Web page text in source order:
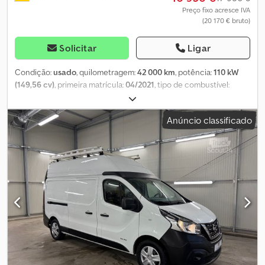
Preço fixo acresce IVA
(20 170 € bruto)
Solicitar Ligar
Condição:usado, quilometragem:42 000 km, potência:110 kW
(149,56 cv) , primeira matrícula:04/2021 , tipo de combustível:
, próxima inspeção (TÜV):
cinzento, tipo de engrenagem:mecânico, classe de emissão:
Euro 6, número de lugares:3, comprimento do espaço de carga:
3 400 mm
, largura do espaço de carga: 2 100 mm, altura do
espaço de carga:
2 000 mm, Ano de fabrico: 2021 , Equipamento:
ABS, ar condicionado, fecho centralizado, filtro de partículas,
programa eletrónico de estabilidade (ESP)
, Equipamento
especial: Pintura metalizada, portas com abertura até a lateral,
trilhos de amarração no piso, carregamento por indução, ar-
condicionado, 3 lugares, bandeja de armazenamento no teto,
estribo, câmera, ventilação e exaustão do compartimento de
carga. Equipamento adicional: Compartimento de
armazenamento com iluminação de solo, prateleira de
armazenamento, airbag do lado do motorista, controle de áudio
Anúncio classificado